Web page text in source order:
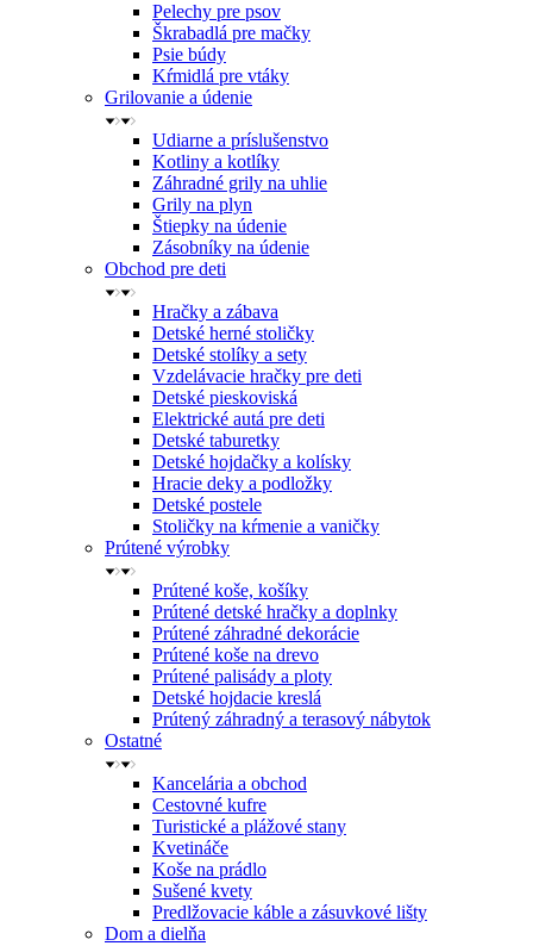
Pelechy pre psov
Škrabadlá pre mačky
Psie búdy
Kŕmidlá pre vtáky
Grilovanie a údenie
Udiarne a príslušenstvo
Kotliny a kotlíky
Záhradné grily na uhlie
Grily na plyn
Štiepky na údenie
Zásobníky na údenie
Obchod pre deti
Hračky a zábava
Detské herné stoličky
Detské stolíky a sety
Vzdelávacie hračky pre deti
Detské pieskoviská
Elektrické autá pre deti
Detské taburetky
Detské hojdačky a kolísky
Hracie deky a podložky
Detské postele
Stoličky na kŕmenie a vaničky
Prútené výrobky
Prútené koše, košíky
Prútené detské hračky a doplnky
Prútené záhradné dekorácie
Prútené koše na drevo
Prútené palisády a ploty
Detské hojdacie kreslá
Prútený záhradný a terasový nábytok
Ostatné
Kancelária a obchod
Cestovné kufre
Turistické a plážové stany
Kvetináče
Koše na prádlo
Sušené kvety
Predlžovacie káble a zásuvkové lišty
Dom a dielňa